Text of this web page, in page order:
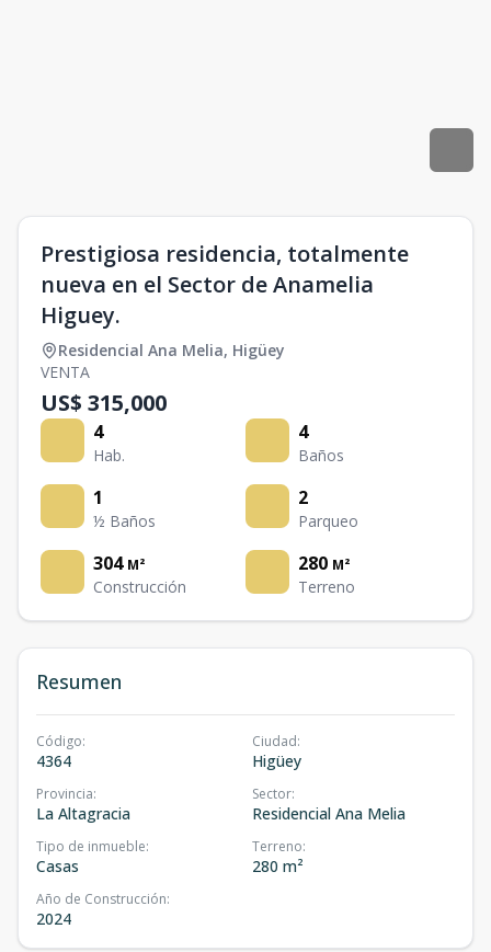
Prestigiosa residencia, totalmente
nueva en el Sector de Anamelia
Higuey.
Residencial Ana Melia, Higüey
VENTA
US$ 315,000
4
Hab.
4
Baños
1
½ Baños
2
Parqueo
304 M²
Construcción
280 M²
Terreno
Resumen
Código:
4364
Ciudad:
Higüey
Provincia:
La Altagracia
Sector:
Residencial Ana Melia
Tipo de inmueble:
Casas
Terreno:
280 m²
Año de Construcción:
2024